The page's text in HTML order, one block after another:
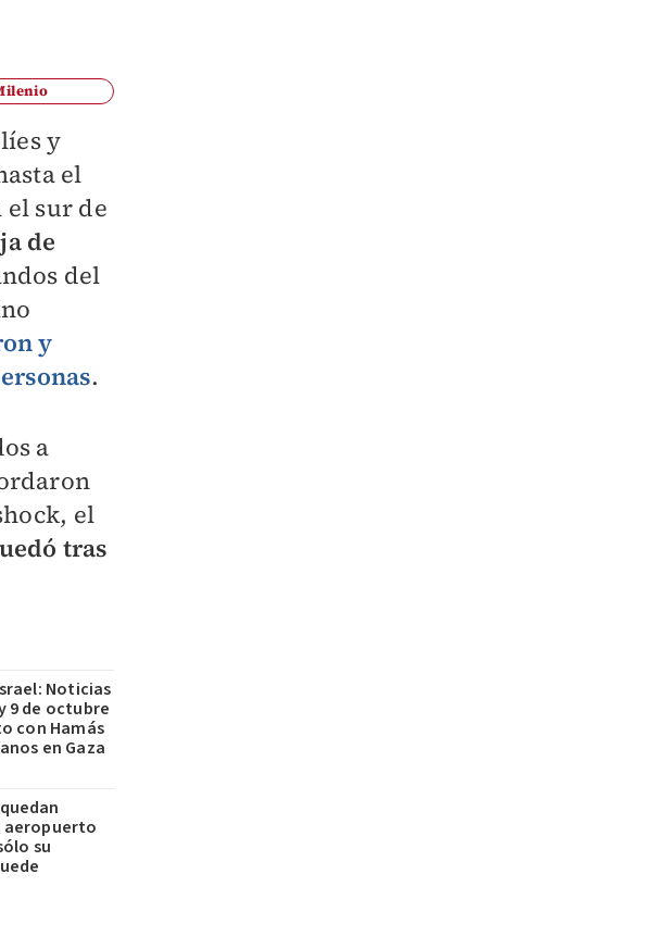
y
el
el sur de
de
del
y
.
a
el
tras
Noticias
9 de octubre
con Hamás
en Gaza
aeropuerto
su